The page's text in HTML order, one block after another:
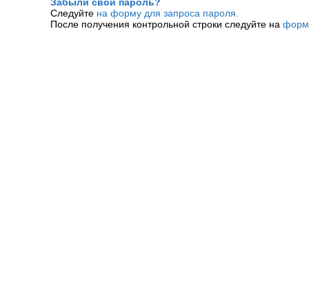
Следуйте на форму для запроса пароля.
После получения контрольной строки следуйте на